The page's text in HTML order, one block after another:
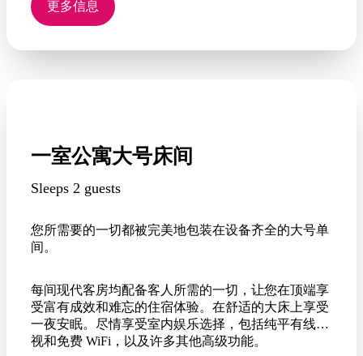
更多信息
一室公寓大号床间
Sleeps 2 guests
您所需要的一切都被完美地包装在设备齐全的大号单
间。
每间现代客房均配备客人所需的一切，让您在顶端享
受富有成效和难忘的住宿体验。在舒适的大床上享受
一夜安眠。尽情享受室内娱乐选择，包括纯平有线电
视和免费 WiFi，以及许多其他高级功能。